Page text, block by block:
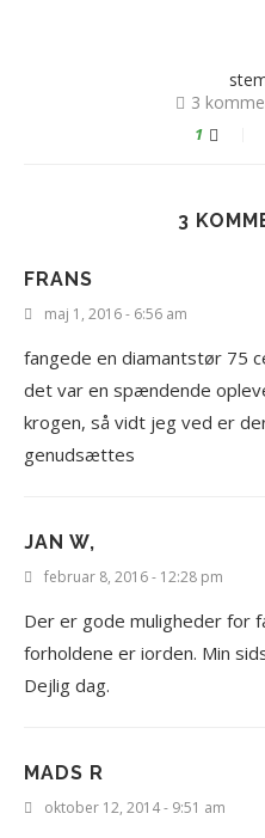
3
1
3
FRANS
maj 1, 2016 - 6:56 am
fangede en diamantstør 75
det var en spændende
krogen, så vidt jeg ved er
genudsættes
JAN W,
februar 8, 2016 - 12:28 pm
Der er gode muligheder for
forholdene er iorden. Min
Dejlig dag.
MADS R
oktober 12, 2014 - 9:51 am